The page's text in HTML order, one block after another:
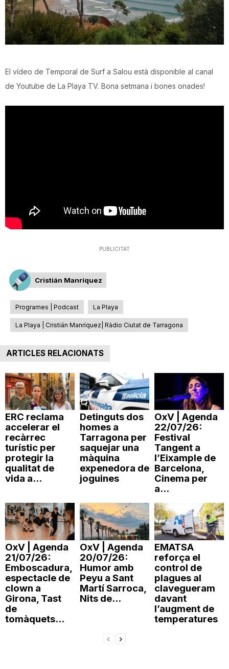
El vídeo de Temporal de Surf a Salou està disponible al canal
de Youtube de La Playa TV. Bona setmana i bones onades!
PUBLICITAT
Cristián Manríquez
Programes | Podcast La Playa
La Playa | Cristián Manríquez| Ràdio Ciutat de Tarragona
ARTICLES RELACIONATS
ERC reclama
accelerar el
recàrrec
turístic per
protegir la
qualitat de
vida a...
Detinguts dos
homes a
Tarragona per
saquejar una
màquina
expenedora de
joguines
OxV | Agenda
22/07/26:
Festival
Tangent a
l’Eixample de
Barcelona,
Cinema per
a...
OxV | Agenda
21/07/26:
Emboscadura,
espectacle de
clown a
Girona, Tast
de
tomàquets...
OxV | Agenda
20/07/26:
Humor amb
Peyu a Sant
Martí Sarroca,
Nits de...
EMATSA
reforça el
control de
plagues al
clavegueram
davant
l’augment de
temperatures